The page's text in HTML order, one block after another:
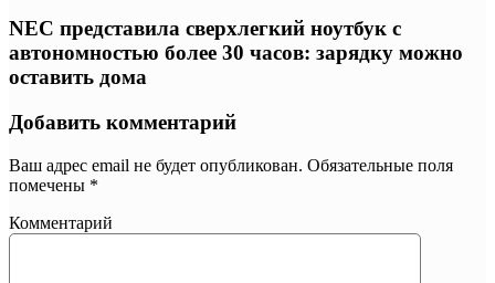
NEC представила сверхлегкий ноутбук с
автономностью более 30 часов: зарядку можно
оставить дома
Добавить комментарий
Ваш адрес email не будет опубликован. Обязательные поля
помечены *
Комментарий